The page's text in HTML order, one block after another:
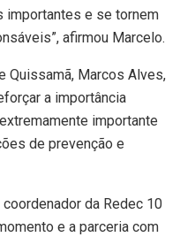
importantes e se tornem
afirmou Marcelo.
Quissamã, Marcos Alves,
a importância
importante
de prevenção e
da Redec 10
e a parceria com